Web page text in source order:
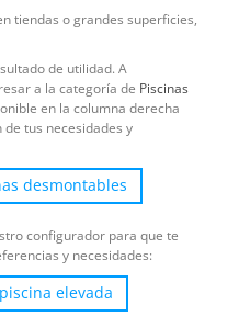
tiendas o grandes superficies,
de utilidad. A
a la categoría de Piscinas
en la columna derecha
tus necesidades y
desmontables
configurador para que te
y necesidades:
elevada